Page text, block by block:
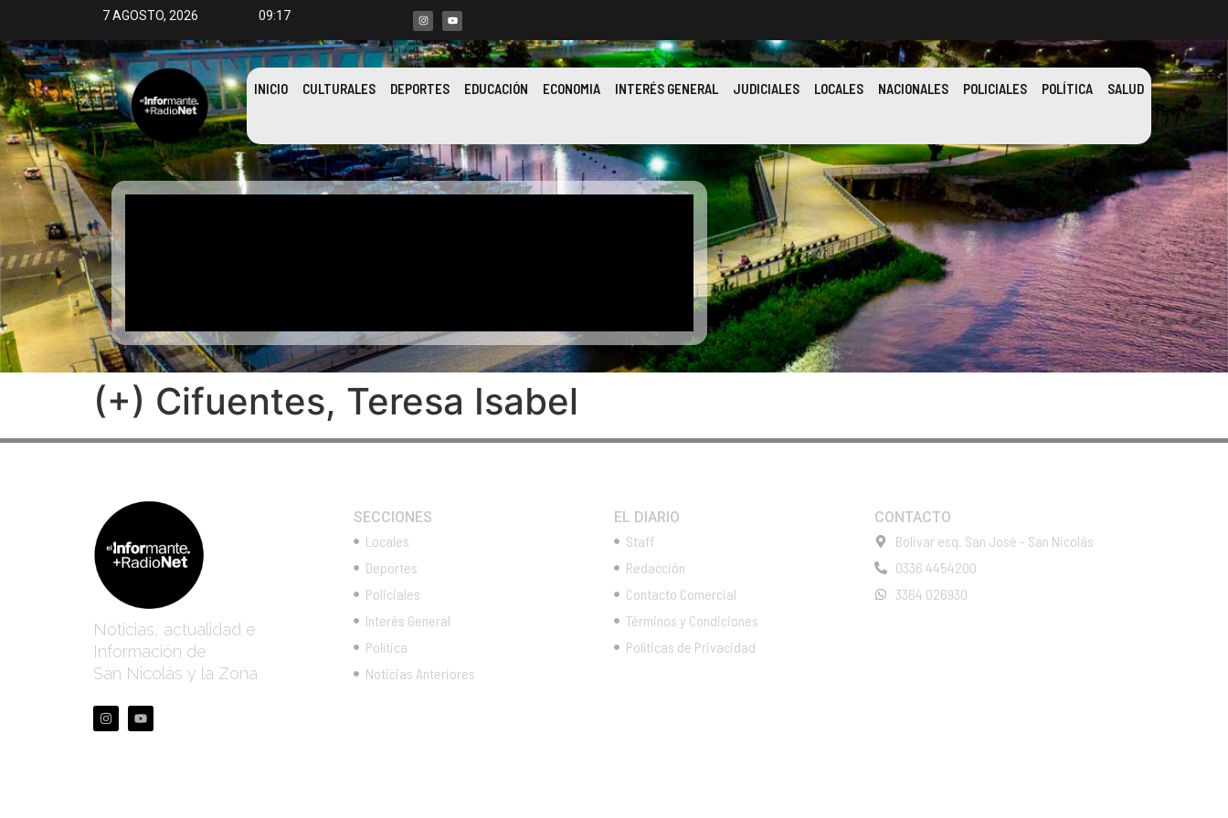
7 AGOSTO, 2026 09:17
INICIO CULTURALES DEPORTES EDUCACIÓN ECONOMIA INTERÉS GENERAL JUDICIALES LOCALES NACIONALES POLICIALES POLÍTICA SALUD
(+) Cifuentes, Teresa Isabel
Noticias, actualidad e
Información de
San Nicolás y la Zona
SECCIONES
Locales
Deportes
Policiales
Interés General
Política
Noticias Anteriores
EL DIARIO
Staff
Redacción
Contacto Comercial
Términos y Condiciones
Políticas de Privacidad
CONTACTO
Bolivar esq. San José - San Nicolás
0336 4454200
3364 026930